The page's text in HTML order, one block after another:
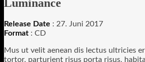
Luminance
Release Date : 27. Juni 2017
Format : CD
Mus ut velit aenean dis lectus ultricies
tortor, parturient risus porta risus,